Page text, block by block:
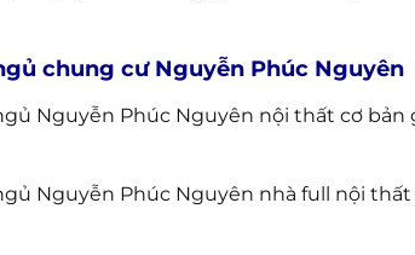
chung cư Nguyễn Phúc Nguyên
Nguyễn Phúc Nguyên nội thất cơ
Nguyễn Phúc Nguyên nhà full nội